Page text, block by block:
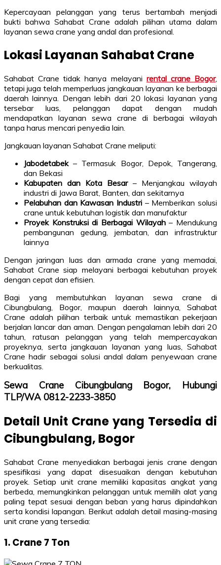
Kepercayaan pelanggan yang terus bertambah menjadi
bukti bahwa Sahabat Crane adalah pilihan utama dalam
layanan sewa crane yang andal dan profesional.
Lokasi Layanan Sahabat Crane
Sahabat Crane tidak hanya melayani rental crane Bogor,
tetapi juga telah memperluas jangkauan layanan ke berbagai
daerah lainnya. Dengan lebih dari 20 lokasi layanan yang
tersebar luas, pelanggan dapat dengan mudah
mendapatkan layanan sewa crane di berbagai wilayah
tanpa harus mencari penyedia lain.
Jangkauan layanan Sahabat Crane meliputi:
Jabodetabek– Termasuk Bogor, Depok, Tangerang,
dan Bekasi
Kabupaten dan Kota Besar– Menjangkau wilayah
industri di Jawa Barat, Banten, dan sekitarnya
Pelabuhan dan Kawasan Industri – Memberikan solusi
crane untuk kebutuhan logistik dan manufaktur
Proyek Konstruksi di Berbagai Wilayah– Mendukung
pembangunan gedung, jembatan, dan infrastruktur
lainnya
Dengan jaringan luas dan armada crane yang memadai,
Sahabat Crane siap melayani berbagai kebutuhan proyek
dengan cepat dan efisien.
Bagi yang membutuhkan layanan sewa crane di
Cibungbulang, Bogor, maupun daerah lainnya, Sahabat
Crane adalah pilihan terbaik untuk memastikan pekerjaan
berjalan lancar dan aman. Dengan pengalaman lebih dari 20
tahun, ratusan pelanggan yang telah mempercayakan
proyeknya, serta jangkauan layanan yang luas, Sahabat
Crane hadir sebagai solusi andal dalam penyewaan crane
berkualitas.
Sewa Crane Cibungbulang Bogor, Hubungi
TLP/WA 0812-2233-3850
Detail Unit Crane yang Tersedia di
Cibungbulang, Bogor
Sahabat Crane menyediakan berbagai jenis crane dengan
spesifikasi yang dapat disesuaikan dengan kebutuhan
proyek. Setiap unit crane memiliki kapasitas angkat yang
berbeda, memungkinkan pelanggan untuk memilih alat yang
paling tepat sesuai dengan beban yang harus dipindahkan
serta kondisi lapangan. Berikut adalah detail masing-masing
unit crane yang tersedia:
1. Crane 7 Ton